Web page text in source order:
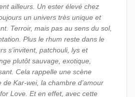
ailleurs. Un ester élevé chez
un univers très unique et
Terroir, mais pas au sens du sol,
Plus le rhum reste dans le
s’invitent, patchouli, lys et
plutôt sauvage, exotique,
Cela rappelle une scène
de Kar-wei, la chambre d’amour
Love. Et en effet, avec cette